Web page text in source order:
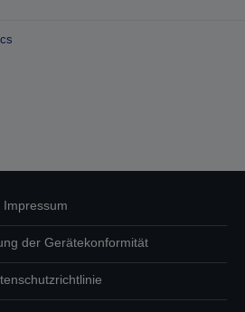
Impressum
der Gerätekonformität